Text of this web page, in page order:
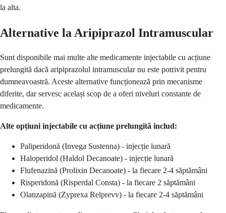
la alta.
Alternative la Aripiprazol Intramuscular
Sunt disponibile mai multe alte medicamente injectabile cu acțiune
prelungită dacă aripiprazolul intramuscular nu este potrivit pentru
dumneavoastră. Aceste alternative funcționează prin mecanisme
diferite, dar servesc același scop de a oferi niveluri constante de
medicamente.
Alte opțiuni injectabile cu acțiune prelungită includ:
Paliperidonă (Invega Sustenna) - injecție lunară
Haloperidol (Haldol Decanoate) - injecție lunară
Flufenazină (Prolixin Decanoate) - la fiecare 2-4 săptămâni
Risperidonă (Risperdal Consta) - la fiecare 2 săptămâni
Olanzapină (Zyprexa Relprevv) - la fiecare 2-4 săptămâni